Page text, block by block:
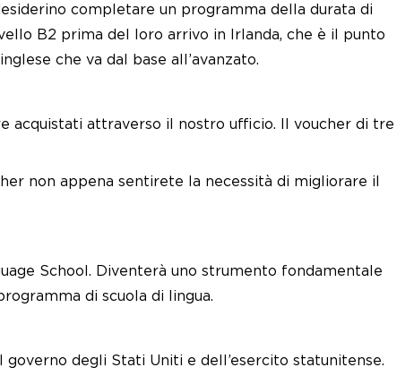
completare un programma della durata di
B2 prima del loro arrivo in Irlanda, che è il punto
che va dal base all’avanzato.
acquistati attraverso il nostro ufficio. Il voucher di tre
non appena sentirete la necessità di migliorare il
School. Diventerà uno strumento fondamentale
di scuola di lingua.
degli Stati Uniti e dell’esercito statunitense.